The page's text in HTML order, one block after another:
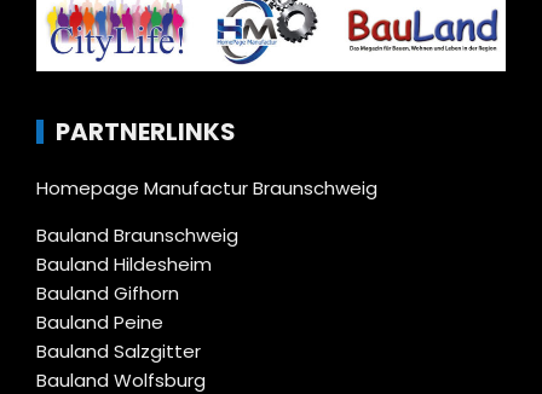
PARTNERLINKS
Homepage Manufactur Braunschweig
Bauland Braunschweig
Bauland Hildesheim
Bauland Gifhorn
Bauland Peine
Bauland Salzgitter
Bauland Wolfsburg